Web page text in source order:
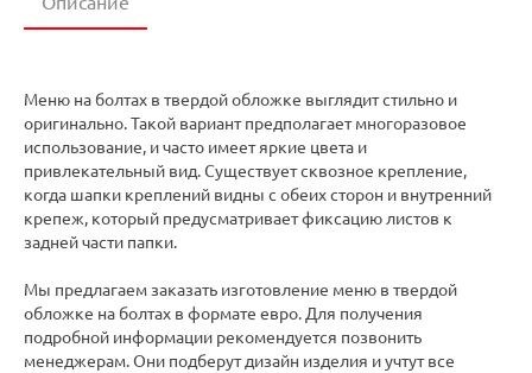
Меню на болтах в твердой обложке выглядит стильно и
оригинально. Такой вариант предполагает многоразовое
использование, и часто имеет яркие цвета и
привлекательный вид. Существует сквозное крепление,
когда шапки креплений видны с обеих сторон и внутренний
крепеж, который предусматривает фиксацию листов к
задней части папки.
Мы предлагаем заказать изготовление меню в твердой
обложке на болтах в формате евро. Для получения
подробной информации рекомендуется позвонить
менеджерам. Они подберут дизайн изделия и учтут все